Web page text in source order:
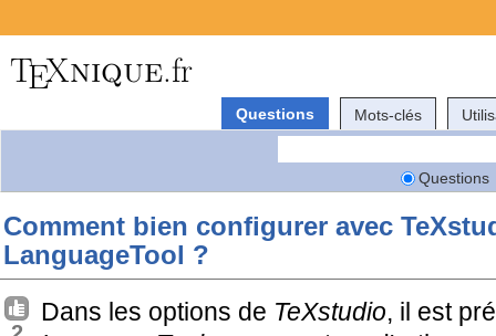
Questions Mots-clés
Questions
Comment bien configurer avec
LanguageTool ?
Dans les options de TeXstudio, il est